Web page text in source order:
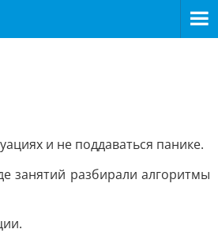
и не поддаваться панике.
занятий разбирали алгоритмы